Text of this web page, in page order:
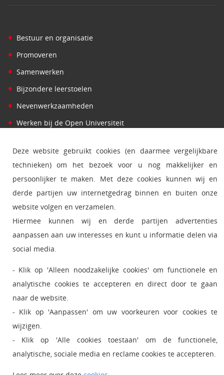
Deze website gebruikt cookies (en daarmee vergelijkbare
technieken) om het bezoek voor u nog makkelijker en
persoonlijker te maken. Met deze cookies kunnen wij en
derde partijen uw internetgedrag binnen en buiten onze
website volgen en verzamelen.
Hiermee kunnen wij en derde partijen advertenties
aanpassen aan uw interesses en kunt u informatie delen via
social media.
- Klik op 'Alleen noodzakelijke cookies' om functionele en
analytische cookies te accepteren en direct door te gaan
naar de website.
- Klik op 'Aanpassen' om uw voorkeuren voor cookies te
wijzigen.
- Klik op 'Alle cookies toestaan' om de functionele,
analytische, sociale media en reclame cookies te accepteren.
• Bestuur en organisatie
• Promoveren
• Samenwerken
• Bijzondere leerstoelen
• Nevenwerkzaamheden
• Werken bij de Open Universiteit
•Zoek medewerker
•
•Bezoek en postadres
•Ict status en onderhoud
•RSS feed nieuws
•